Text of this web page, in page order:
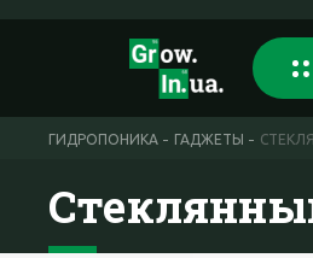
ГИДРОПОНИКА ГАДЖЕТЫ